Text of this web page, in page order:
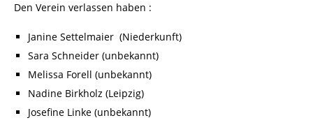
Den Verein verlassen haben :
Janine Settelmaier (Niederkunft)
Sara Schneider (unbekannt)
Melissa Forell (unbekannt)
Nadine Birkholz (Leipzig)
Josefine Linke (unbekannt)